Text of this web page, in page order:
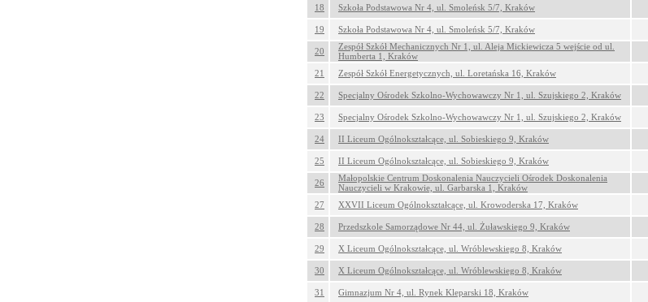
18 Szkoła Podstawowa Nr 4, ul. Smoleńsk 5/7, Kraków
19 Szkoła Podstawowa Nr 4, ul. Smoleńsk 5/7, Kraków
20
Zespół Szkół Mechanicznych Nr 1, ul. Aleja Mickiewicza 5 wejście od ul.
Humberta 1, Kraków
21 Zespół Szkół Energetycznych, ul. Loretańska 16, Kraków
22 Specjalny Ośrodek Szkolno-Wychowawczy Nr 1, ul. Szujskiego 2, Kraków
23 Specjalny Ośrodek Szkolno-Wychowawczy Nr 1, ul. Szujskiego 2, Kraków
24 II Liceum Ogólnokształcące, ul. Sobieskiego 9, Kraków
25 II Liceum Ogólnokształcące, ul. Sobieskiego 9, Kraków
26
Małopolskie Centrum Doskonalenia Nauczycieli Ośrodek Doskonalenia
Nauczycieli w Krakowie, ul. Garbarska 1, Kraków
27 XXVII Liceum Ogólnokształcące, ul. Krowoderska 17, Kraków
28 Przedszkole Samorządowe Nr 44, ul. Żuławskiego 9, Kraków
29 X Liceum Ogólnokształcące, ul. Wróblewskiego 8, Kraków
30 X Liceum Ogólnokształcące, ul. Wróblewskiego 8, Kraków
31 Gimnazjum Nr 4, ul. Rynek Kleparski 18, Kraków